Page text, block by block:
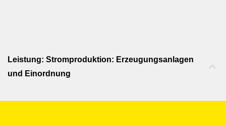
Leistung: Stromproduktion: Erzeugungsanlagen
und Einordnung